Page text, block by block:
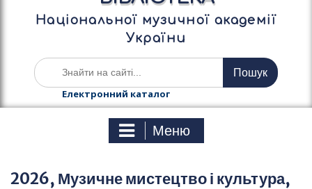
у
Національної музичної академії
України
Ш
у
а
Електронний каталог
Меню
2026, Музичне мистецтво і культура,